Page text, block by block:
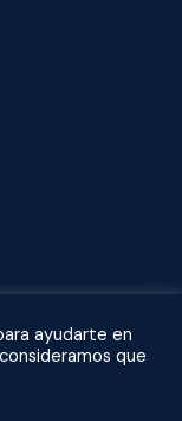
ayudarte en
que